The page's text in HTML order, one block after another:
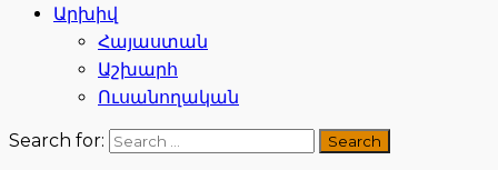
Արխիվ
Հայաստան
Աշխարհ
Ուսանողական
Search for: